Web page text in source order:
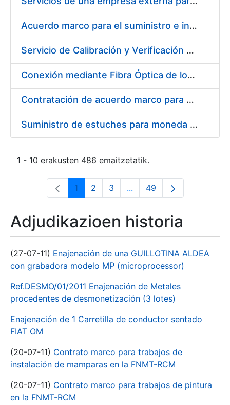
Acuerdo marco para el suministro e instalación de persianas, estores y otros complementos
Servicio de Calibración y Verificación Externa de los Equipos de Medición del Servicio de Prevención de la FNMT-RCM
Conexión mediante Fibra Óptica de los Centros de Proceso de Datos (CPDs) de las sedes de la FNMT-RCM de Burgos y Madrid
Contratación de acuerdo marco para el Suministro de Material de Electricidad para la Fábrica Nacional de Moneda y Timbre-Real Casa de la Moneda en su centro de trabajo de Burgos
Suministro de estuches para moneda de 30 €
1 - 10 erakusten 486 emaitzetatik.
Orrialdea
1 Orrialdea
2 Orrialdea
3 ...Intermediate Pages Use
Orrialdea
49
Adjudikazioen historia
(27-07-11) Enajenación de una GUILLOTINA ALDEA
con grabadora modelo MP (microprocessor)
Ref.DESMO/01/2011 Enajenación de Metales
procedentes de desmonetización (3 lotes)
Enajenación de 1 Carretilla de conductor sentado
FIAT OM
(20-07-11) Contrato marco para trabajos de
instalación de mamparas en la FNMT-RCM
(20-07-11) Contrato marco para trabajos de pintura
en la FNMT-RCM